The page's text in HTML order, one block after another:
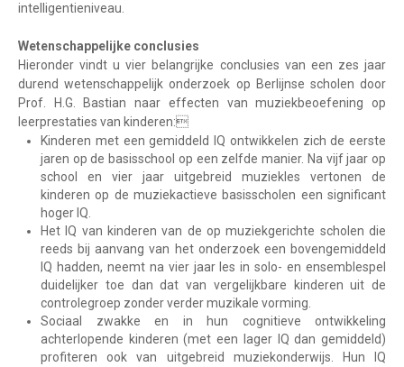
intelligentieniveau.
Wetenschappelijke conclusies
Hieronder vindt u vier belangrijke conclusies van een zes jaar
durend wetenschappelijk onderzoek op Berlijnse scholen door
Prof. H.G. Bastian naar effecten van muziekbeoefening op
leerprestaties van kinderen:
Kinderen met een gemiddeld IQ ontwikkelen zich de eerste
jaren op de basisschool op een zelfde manier. Na vijf jaar op
school en vier jaar uitgebreid muziekles vertonen de
kinderen op de muziekactieve basisscholen een significant
hoger IQ.
Het IQ van kinderen van de op muziekgerichte scholen die
reeds bij aanvang van het onderzoek een bovengemiddeld
IQ hadden, neemt na vier jaar les in solo- en ensemblespel
duidelijker toe dan dat van vergelijkbare kinderen uit de
controlegroep zonder verder muzikale vorming.
Sociaal zwakke en in hun cognitieve ontwikkeling
achterlopende kinderen (met een lager IQ dan gemiddeld)
profiteren ook van uitgebreid muziekonderwijs. Hun IQ